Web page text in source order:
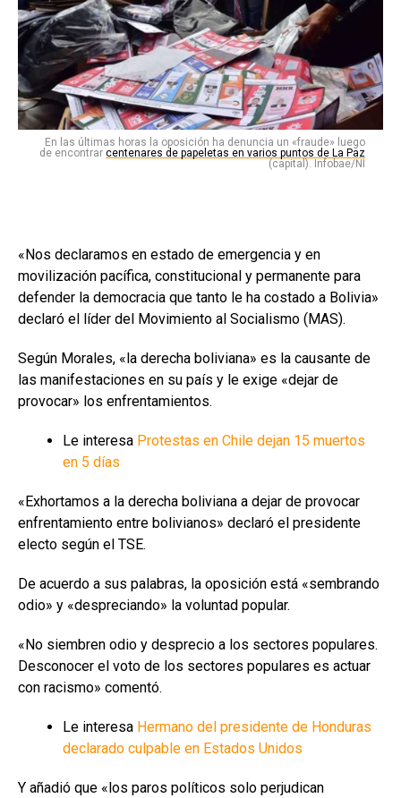
En las últimas horas la oposición ha denuncia un «fraude» luego
de encontrar centenares de papeletas en varios puntos de La Paz
(capital). Infobae/NI
«Nos declaramos en estado de emergencia y en
movilización pacífica, constitucional y permanente para
defender la democracia que tanto le ha costado a Bolivia»
declaró el líder del Movimiento al Socialismo (MAS).
Según Morales, «la derecha boliviana» es la causante de
las manifestaciones en su país y le exige «dejar de
provocar» los enfrentamientos.
Le interesa Protestas en Chile dejan 15 muertos
en 5 días
«Exhortamos a la derecha boliviana a dejar de provocar
enfrentamiento entre bolivianos» declaró el presidente
electo según el TSE.
De acuerdo a sus palabras, la oposición está «sembrando
odio» y «despreciando» la voluntad popular.
«No siembren odio y desprecio a los sectores populares.
Desconocer el voto de los sectores populares es actuar
con racismo» comentó.
Le interesa Hermano del presidente de Honduras
declarado culpable en Estados Unidos
Y añadió que «los paros políticos solo perjudican